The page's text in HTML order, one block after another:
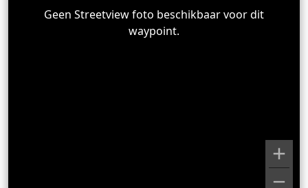
Geen Streetview foto beschikbaar voor dit
waypoint.